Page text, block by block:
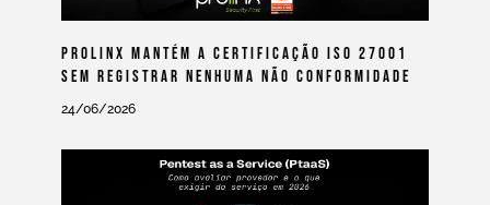
Prolinx Mantém A Certificação ISO 27001
Sem Registrar Nenhuma Não Conformidade
24/06/2026